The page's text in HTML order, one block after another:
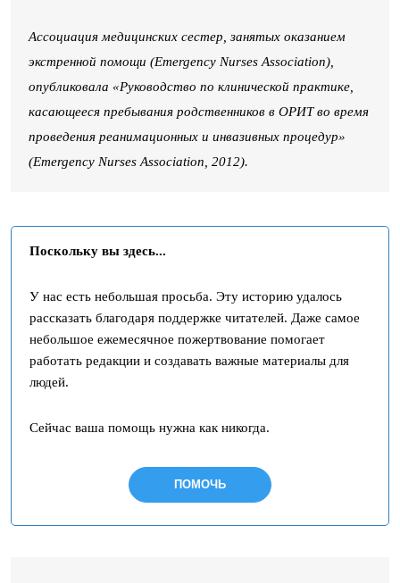
Ассоциация медицинских сестер, занятых оказанием
экстренной помощи (Emergency Nurses Association),
опубликовала «Руководство по клинической практике,
касающееся пребывания родственников в ОРИТ во время
проведения реанимационных и инвазивных процедур»
(Emergency Nurses Association, 2012).
Поскольку вы здесь...
У нас есть небольшая просьба. Эту историю удалось
рассказать благодаря поддержке читателей. Даже самое
небольшое ежемесячное пожертвование помогает
работать редакции и создавать важные материалы для
людей.
Сейчас ваша помощь нужна как никогда.
ПОМОЧЬ